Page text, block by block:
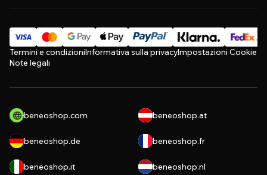
Termini e condizioniInformativa sulla privacyImpostazioni Cookie
Note legali
beneoshop.com beneoshop.at
beneoshop.de beneoshop.fr
beneoshop.it beneoshop.nl